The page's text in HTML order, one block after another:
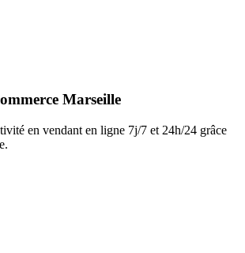
Marseille
en vendant en ligne 7j/7 et 24h/24 grâce